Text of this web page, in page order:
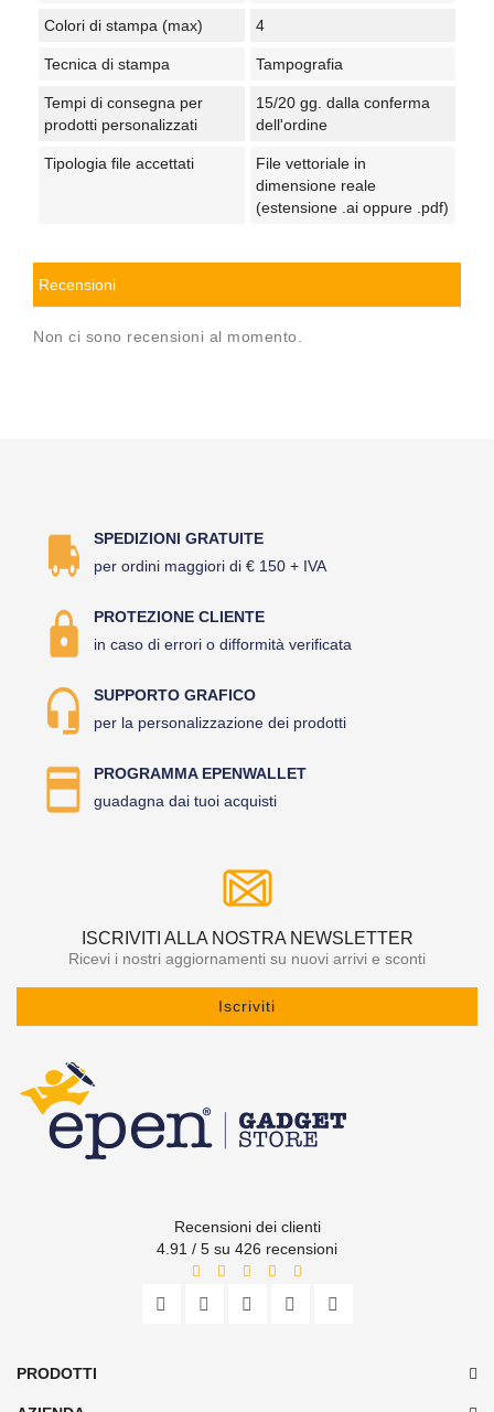
Colori di stampa (max) 4
Tecnica di stampa Tampografia
Tempi di consegna per
prodotti personalizzati
15/20 gg. dalla conferma
dell'ordine
Tipologia file accettati
File vettoriale in
dimensione reale
(estensione .ai oppure .pdf)
Recensioni
Non ci sono recensioni al momento.
SPEDIZIONI GRATUITE
per ordini maggiori di € 150 + IVA
PROTEZIONE CLIENTE
in caso di errori o difformità verificata
SUPPORTO GRAFICO
per la personalizzazione dei prodotti
PROGRAMMA EPENWALLET
guadagna dai tuoi acquisti
ISCRIVITI ALLA NOSTRA NEWSLETTER
Ricevi i nostri aggiornamenti su nuovi arrivi e sconti
Iscriviti
Recensioni dei clienti
4.91 / 5 su 426 recensioni
PRODOTTI